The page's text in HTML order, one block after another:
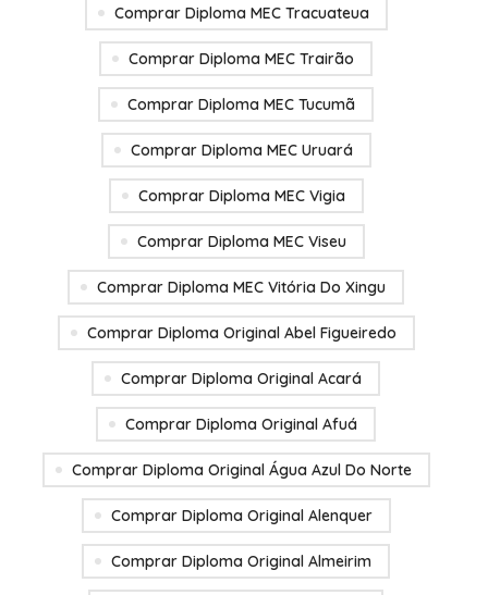
Comprar Diploma MEC Tracuateua
Comprar Diploma MEC Trairão
Comprar Diploma MEC Tucumã
Comprar Diploma MEC Uruará
Comprar Diploma MEC Vigia
Comprar Diploma MEC Viseu
Comprar Diploma MEC Vitória Do Xingu
Comprar Diploma Original Abel Figueiredo
Comprar Diploma Original Acará
Comprar Diploma Original Afuá
Comprar Diploma Original Água Azul Do Norte
Comprar Diploma Original Alenquer
Comprar Diploma Original Almeirim